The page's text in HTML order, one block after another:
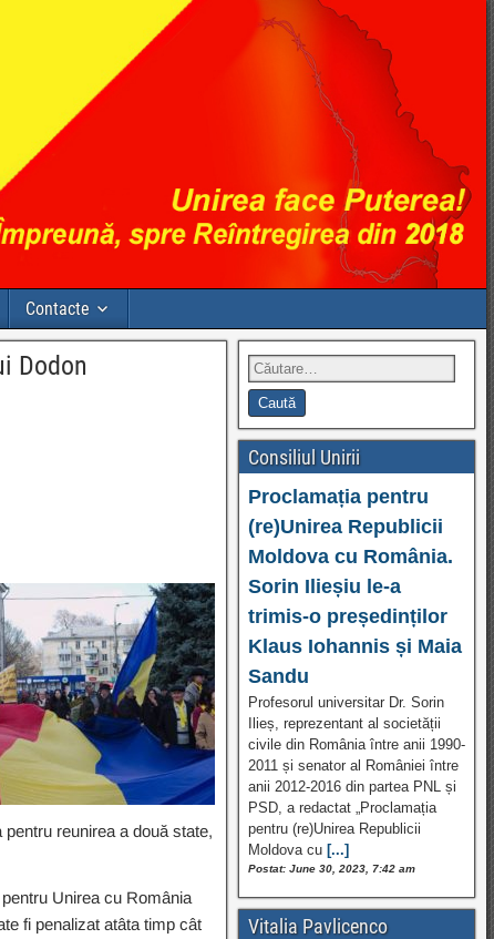
Contacte
Dodon
reunirea a două state,
Unirea cu România
fi penalizat atâta timp cât
Consiliul Unirii
Proclamația pentru
(re)Unirea Republicii
Moldova cu România.
Sorin Ilieșiu le-a
trimis-o președinților
Klaus Iohannis și Maia
Sandu
Profesorul universitar Dr. Sorin
Ilieș, reprezentant al societății
civile din România între anii 1990-
2011 și senator al României între
anii 2012-2016 din partea PNL și
PSD, a redactat „Proclamația
pentru (re)Unirea Republicii
Moldova cu [...]
Postat: June 30, 2023, 7:42 am
Vitalia Pavlicenco